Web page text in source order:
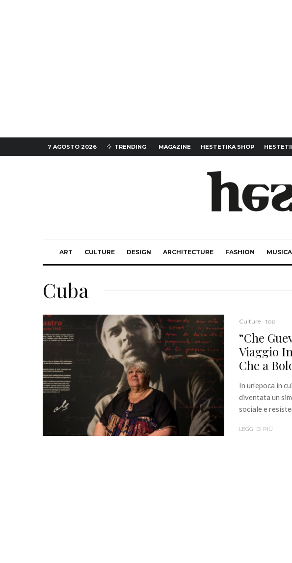
7 AGOSTO 2026 TRENDING MAGAZINE HESTETIKA SHOP
ART CULTURE DESIGN ARCHITECTURE FASHION MUSICA
Cuba
Culture top
“Che
Viaggio
Che a
In un’epoca in
diventata un
sociale e
LEGGI DI PIÙ